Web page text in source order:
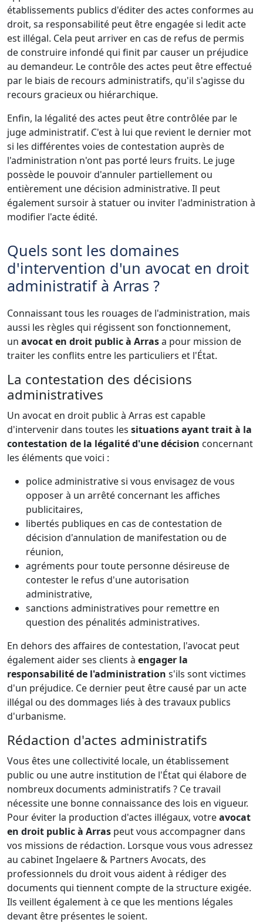
établissements publics d'éditer des actes conformes au
droit, sa responsabilité peut être engagée si ledit acte
est illégal. Cela peut arriver en cas de refus de permis
de construire infondé qui finit par causer un préjudice
au demandeur. Le contrôle des actes peut être effectué
par le biais de recours administratifs, qu'il s'agisse du
recours gracieux ou hiérarchique.
Enfin, la légalité des actes peut être contrôlée par le
juge administratif. C'est à lui que revient le dernier mot
si les différentes voies de contestation auprès de
l'administration n'ont pas porté leurs fruits. Le juge
possède le pouvoir d'annuler partiellement ou
entièrement une décision administrative. Il peut
également sursoir à statuer ou inviter l'administration à
modifier l'acte édité.
Quels sont les domaines
d'intervention d'un avocat en droit
administratif à Arras ?
Connaissant tous les rouages de l'administration, mais
aussi les règles qui régissent son fonctionnement,
un avocat en droit public à Arrasa pour mission de
traiter les conflits entre les particuliers et l'État.
La contestation des décisions
administratives
Un avocat en droit public à Arras est capable
d'intervenir dans toutes les situations ayant trait à la
contestation de la légalité d'une décision concernant
les éléments que voici :
police administrative si vous envisagez de vous
opposer à un arrêté concernant les affiches
publicitaires,
libertés publiques en cas de contestation de
décision d'annulation de manifestation ou de
réunion,
agréments pour toute personne désireuse de
contester le refus d'une autorisation
administrative,
sanctions administratives pour remettre en
question des pénalités administratives.
En dehors des affaires de contestation, l'avocat peut
également aider ses clients à engager la
responsabilité de l'administration s'ils sont victimes
d'un préjudice. Ce dernier peut être causé par un acte
illégal ou des dommages liés à des travaux publics
d'urbanisme.
Rédaction d'actes administratifs
Vous êtes une collectivité locale, un établissement
public ou une autre institution de l'État qui élabore de
nombreux documents administratifs ? Ce travail
nécessite une bonne connaissance des lois en vigueur.
Pour éviter la production d'actes illégaux, votreavocat
en droit public à Arras peut vous accompagner dans
vos missions de rédaction. Lorsque vous vous adressez
au cabinet Ingelaere & Partners Avocats, des
professionnels du droit vous aident à rédiger des
documents qui tiennent compte de la structure exigée.
Ils veillent également à ce que les mentions légales
devant être présentes le soient.